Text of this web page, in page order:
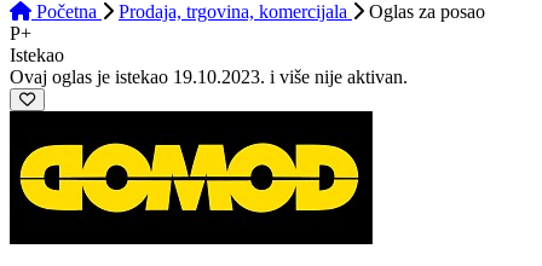
Početna
Prodaja, trgovina, komercijala Oglas za posao
P+
Istekao
Ovaj oglas je istekao 19.10.2023. i više nije aktivan.